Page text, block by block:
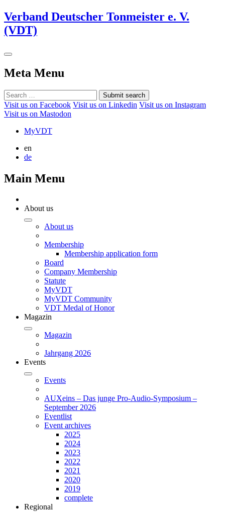
Verband Deutscher Tonmeister e. V.
(VDT)
Meta Menu
Submit search
Visit us on Facebook Visit us on Linkedin Visit us on Instagram
Visit us on Mastodon
MyVDT
en
de
Main Menu
About us
About us
Membership
Membership application form
Board
Company Membership
Statute
MyVDT
MyVDT Community
VDT Medal of Honor
Magazin
Magazin
Jahrgang 2026
Events
Events
AUXeins – Das junge Pro-Audio-Symposium –
September 2026
Eventlist
Event archives
2025
2024
2023
2022
2021
2020
2019
complete
Regional